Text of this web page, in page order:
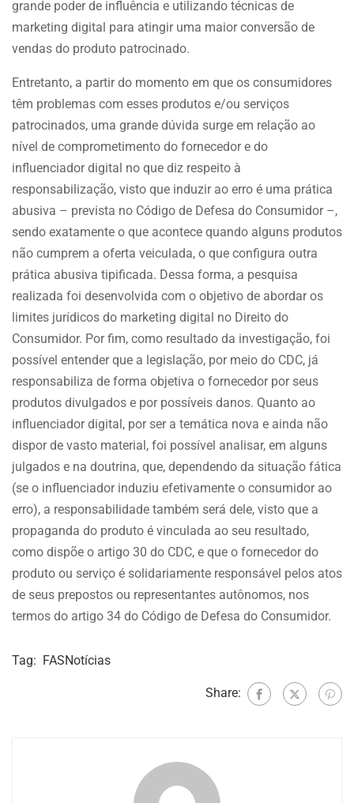
grande poder de influência e utilizando técnicas de
marketing digital para atingir uma maior conversão de
vendas do produto patrocinado.
Entretanto, a partir do momento em que os consumidores
têm problemas com esses produtos e/ou serviços
patrocinados, uma grande dúvida surge em relação ao
nível de comprometimento do fornecedor e do
influenciador digital no que diz respeito à
responsabilização, visto que induzir ao erro é uma prática
abusiva – prevista no Código de Defesa do Consumidor –,
sendo exatamente o que acontece quando alguns produtos
não cumprem a oferta veiculada, o que configura outra
prática abusiva tipificada. Dessa forma, a pesquisa
realizada foi desenvolvida com o objetivo de abordar os
limites jurídicos do marketing digital no Direito do
Consumidor. Por fim, como resultado da investigação, foi
possível entender que a legislação, por meio do CDC, já
responsabiliza de forma objetiva o fornecedor por seus
produtos divulgados e por possíveis danos. Quanto ao
influenciador digital, por ser a temática nova e ainda não
dispor de vasto material, foi possível analisar, em alguns
julgados e na doutrina, que, dependendo da situação fática
(se o influenciador induziu efetivamente o consumidor ao
erro), a responsabilidade também será dele, visto que a
propaganda do produto é vinculada ao seu resultado,
como dispõe o artigo 30 do CDC, e que o fornecedor do
produto ou serviço é solidariamente responsável pelos atos
de seus prepostos ou representantes autônomos, nos
termos do artigo 34 do Código de Defesa do Consumidor.
Tag: FASNotícias
Share: